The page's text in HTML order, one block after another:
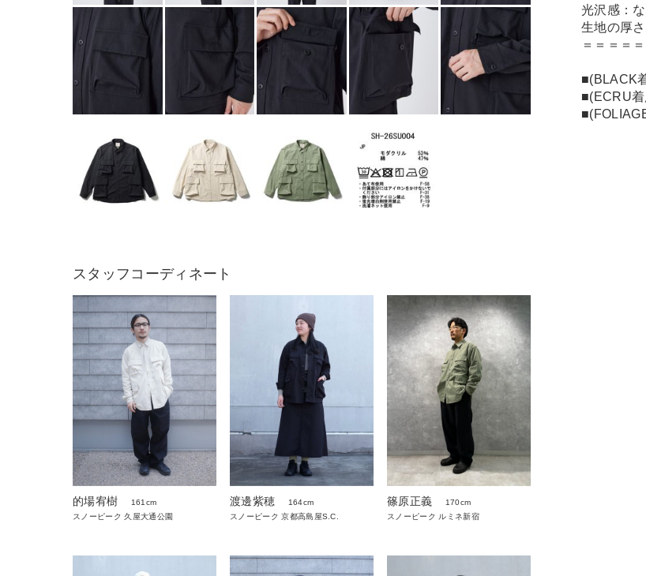
光沢感：
生地の厚
＝＝＝＝
■(BLACK
■(ECRU
スタッフコーディネート
的場宥樹
161cm
スノーピーク 久屋大通公園
渡邊紫穂
164cm
スノーピーク 京都高島屋S.C.
篠原正義
170cm
スノーピーク ルミネ新宿